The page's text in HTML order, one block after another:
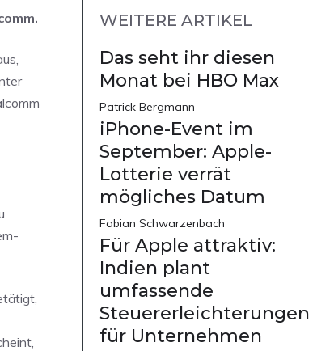
WEITERE ARTIKEL
Das seht ihr diesen
Monat bei HBO Max
Patrick Bergmann
iPhone-Event im
September: Apple-
Lotterie verrät
mögliches Datum
Fabian Schwarzenbach
Für Apple attraktiv:
Indien plant
umfassende
Steuererleichterungen
für Unternehmen